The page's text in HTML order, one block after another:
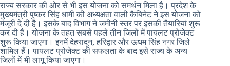
राज्य सरकार की ओर से भी इस योजना को समर्थन मिला है। प्रदेश के
मुख्यमंत्री पुष्कर सिंह धामी की अध्यक्षता वाली कैबिनेट ने इस योजना को
मंजूरी दे दी है। इसके बाद विभाग ने जमीनी स्तर पर इसकी तैयारियां शुरू
कर दी हैं। योजना के तहत सबसे पहले तीन जिलों में पायलट प्रोजेक्ट
शुरू किया जाएगा। इनमें देहरादून, हरिद्वार और ऊधम सिंह नगर जिले
शामिल हैं। पायलट प्रोजेक्ट की सफलता के बाद इसे राज्य के अन्य
जिलों में भी लागू किया जाएगा।